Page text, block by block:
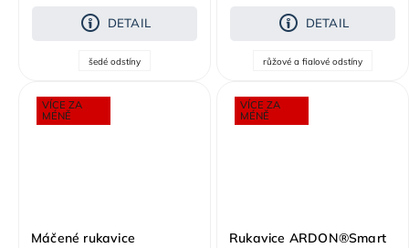
DETAIL
šedé odstíny
DETAIL
růžové a fialové odstíny
VÍCE ZA
MÉNĚ
Máčené rukavice
VÍCE ZA
MÉNĚ
Rukavice ARDON®Smart